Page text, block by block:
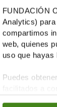
FUNDACIÓN
Analytics)
compartimos
web, quienes
uso que
Puedes